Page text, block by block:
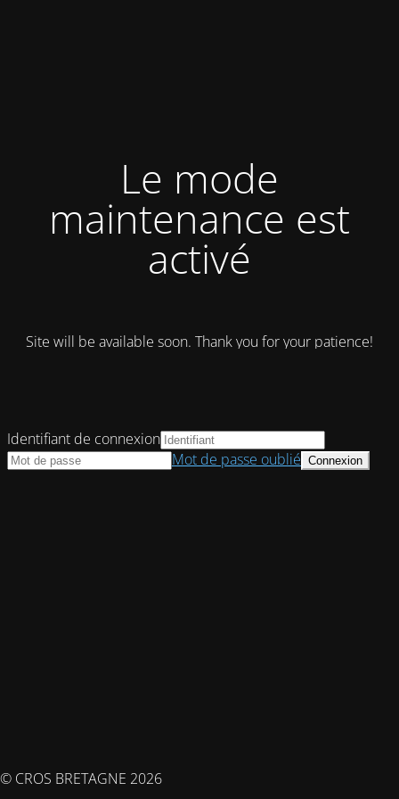
Le mode
maintenance est
activé
Site will be available soon. Thank you for your patience!
© CROS BRETAGNE 2026
Identifiant de connexion
Mot de passe oublié